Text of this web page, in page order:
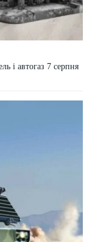
і автогаз 7 серпня